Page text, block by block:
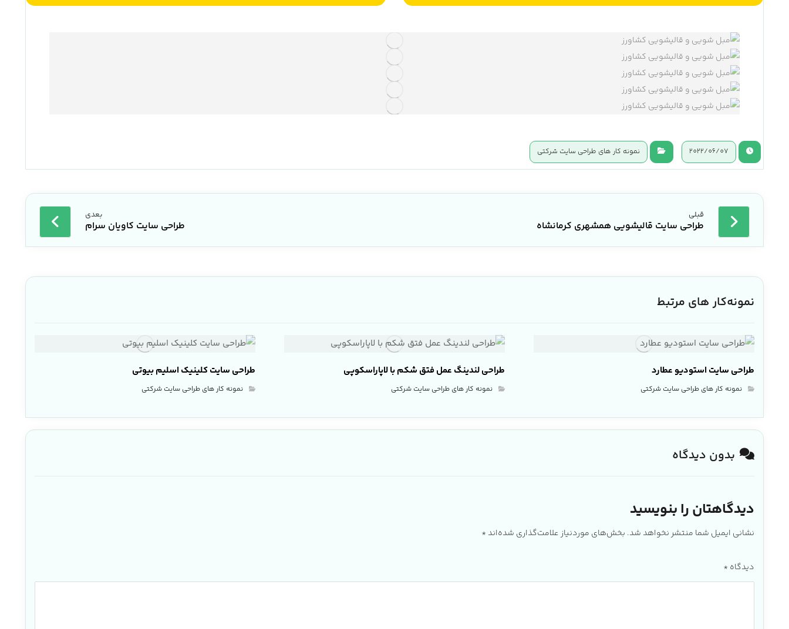
2022/06/07 نمونه کار های طراحی سایت شرکتی
قبلی
طراحی سایت قالیشویی همشهری کرمانشاه
بعدی
طراحی سایت کاویان سرام
نمونه‌کار های مرتبط
طراحی سایت استودیو عطارد
نمونه کار های طراحی سایت شرکتی
طراحی لندینگ عمل فتق شکم با لاپاراسکوپی
نمونه کار های طراحی سایت شرکتی
طراحی سایت کلینیک اسلیم بیوتی
نمونه کار های طراحی سایت شرکتی
بدون دیدگاه
دیدگاهتان را بنویسید
نشانی ایمیل شما منتشر نخواهد شد. بخش‌های موردنیاز علامت‌گذاری شده‌اند *
دیدگاه *